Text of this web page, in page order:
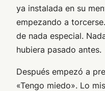
ya instalada en su
empezando a
de nada especial.
hubiera pasado antes.
Después empezó a
«Tengo miedo». Lo